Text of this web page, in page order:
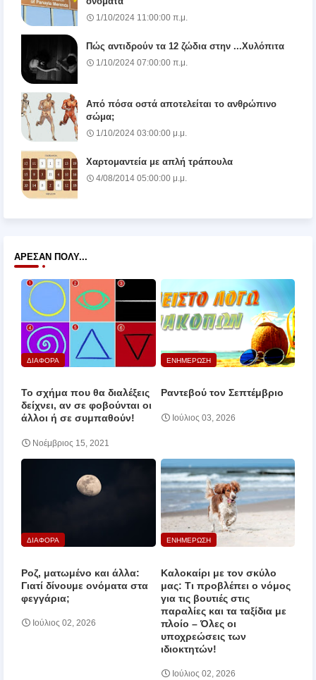
1/10/2024 11:00:00 π.μ.
Πώς αντιδρούν τα 12 ζώδια στην ...Χυλόπιτα
1/10/2024 07:00:00 π.μ.
Από πόσα οστά αποτελείται το ανθρώπινο
σώμα;
1/10/2024 03:00:00 μ.μ.
Χαρτομαντεία με απλή τράπουλα
4/08/2014 05:00:00 μ.μ.
ΆΡΕΣΑΝ ΠΟΛΎ...
ΔΙΑΦΟΡΑ
Το σχήμα που θα διαλέξεις
δείχνει, αν σε φοβούνται οι
άλλοι ή σε συμπαθούν!
Νοέμβριος 15, 2021
ΕΝΗΜΕΡΩΣΗ
Ραντεβού τον Σεπτέμβριο
Ιούλιος 03, 2026
ΔΙΑΦΟΡΑ
Ροζ, ματωμένο και άλλα:
Γιατί δίνουμε ονόματα στα
φεγγάρια;
Ιούλιος 02, 2026
ΕΝΗΜΕΡΩΣΗ
Καλοκαίρι με τον σκύλο
μας: Τι προβλέπει ο νόμος
για τις βουτιές στις
παραλίες και τα ταξίδια με
πλοίο – Όλες οι
υποχρεώσεις των
ιδιοκτητών!
Ιούλιος 02, 2026